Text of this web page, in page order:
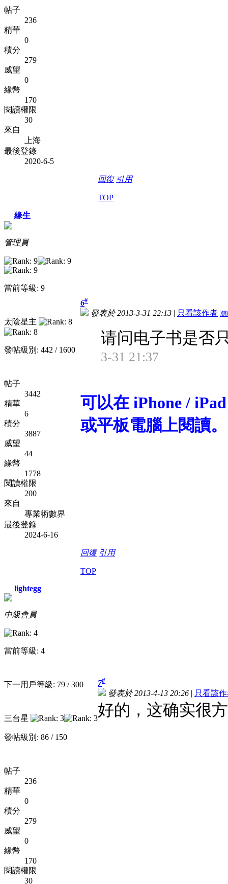
帖子
236
精華
0
積分
279
威望
0
緣幣
170
閱讀權限
30
來自
上海
最後登錄
2020-6-5
回復 引用
TOP
緣生
管理員
當前等級: 9
太陰星主
發帖級別: 442 / 1600
帖子
3442
精華
6
積分
3887
威望
44
緣幣
1778
閱讀權限
200
來自
專業術數界
最後登錄
2024-6-16
6#
發表於 2013-3-31 22:13 | 只看該作者 簡
请问电子书是否
3-31 21:37
可以在 iPhone /
或平板電腦上閱讀。
回復 引用
TOP
lightegg
中級會員
當前等級: 4
下一用戶等級: 79 / 300
三台星
發帖級別: 86 / 150
帖子
236
精華
0
積分
279
威望
0
緣幣
170
閱讀權限
30
7#
發表於 2013-4-13 20:26 | 只看該
好的，这确实很